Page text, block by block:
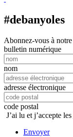
#debanyoles
Abonnez-vous à notre
bulletin numérique
nom
adresse électronique
code postal
J’ai lu et j’accepte les
Envoyer